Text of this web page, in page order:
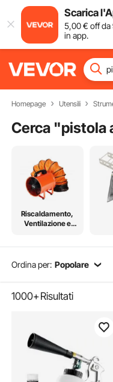
Scarica
5,00€ off da
in app.
Homepage Utensili
Cerca "
Riscaldamento,
Ventilazione e
Ordina per: Popolare
1000+Risultati